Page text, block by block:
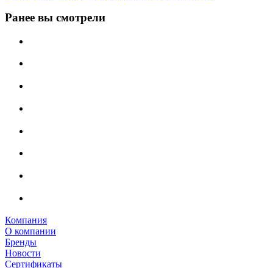
Ранее вы смотрели
Компания
О компании
Бренды
Новости
Сертификаты